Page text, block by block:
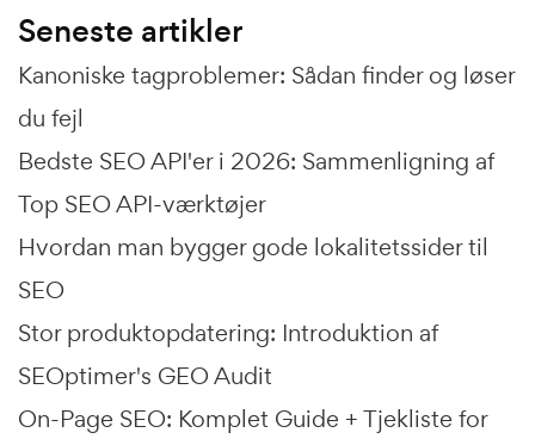
Seneste artikler
Kanoniske tagproblemer: Sådan finder og løser
du fejl
Bedste SEO API'er i 2026: Sammenligning af
Top SEO API-værktøjer
Hvordan man bygger gode lokalitetssider til
SEO
Stor produktopdatering: Introduktion af
SEOptimer's GEO Audit
On-Page SEO: Komplet Guide + Tjekliste for